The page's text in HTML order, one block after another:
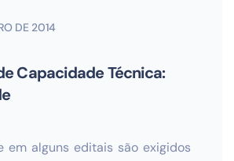
DE 2014
Capacidade Técnica:
em alguns editais são exigidos